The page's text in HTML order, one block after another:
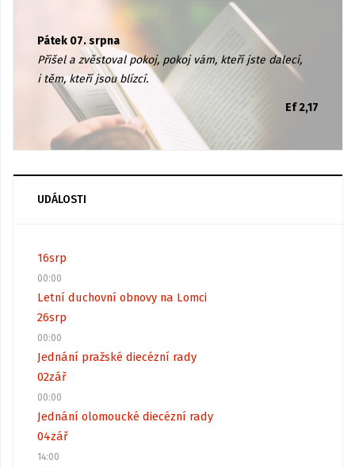
Pátek 07. srpna
Přišel a zvěstoval pokoj, pokoj vám, kteří jste dalecí,
i těm, kteří jsou blízcí.
Ef 2,17
UDÁLOSTI
16srp
00:00
Letní duchovní obnovy na Lomci
26srp
00:00
Jednání pražské diecézní rady
02zář
00:00
Jednání olomoucké diecézní rady
04zář
14:00